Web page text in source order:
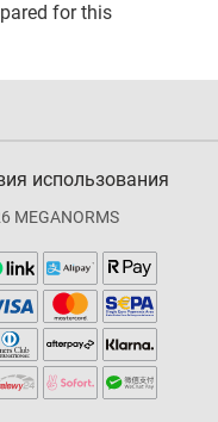
for this
использования
MEGANORMS